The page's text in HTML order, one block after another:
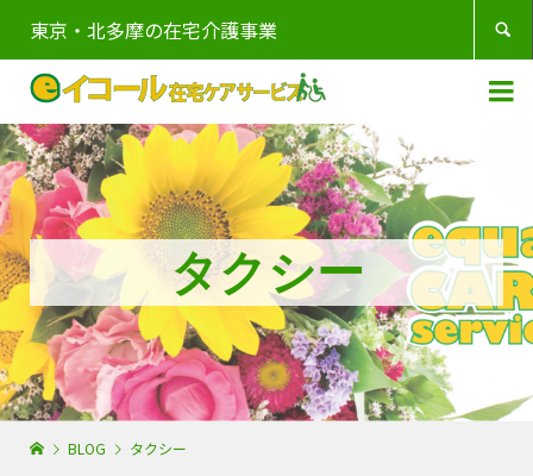
東京・北多摩の在宅介護事業 

タクシー
BLOG タクシー